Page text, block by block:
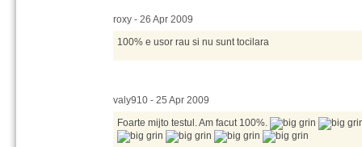
roxy - 26 Apr 2009
100% e usor rau si nu sunt tocilara
valy910 - 25 Apr 2009
Foarte mijto testul. Am facut 100%.